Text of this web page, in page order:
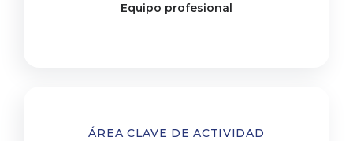
Equipo profesional
ÁREA CLAVE DE ACTIVIDAD